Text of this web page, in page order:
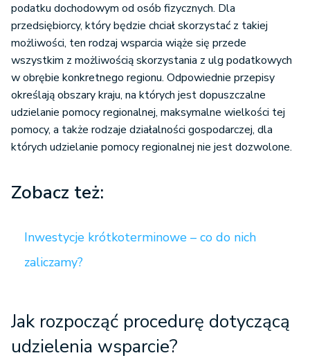
podatku dochodowym od osób fizycznych. Dla
przedsiębiorcy, który będzie chciał skorzystać z takiej
możliwości, ten rodzaj wsparcia wiąże się przede
wszystkim z możliwością skorzystania z ulg podatkowych
w obrębie konkretnego regionu. Odpowiednie przepisy
określają obszary kraju, na których jest dopuszczalne
udzielanie pomocy regionalnej, maksymalne wielkości tej
pomocy, a także rodzaje działalności gospodarczej, dla
których udzielanie pomocy regionalnej nie jest dozwolone.
Zobacz też:
Inwestycje krótkoterminowe – co do nich
zaliczamy?
Jak rozpocząć procedurę dotyczącą
udzielenia wsparcie?